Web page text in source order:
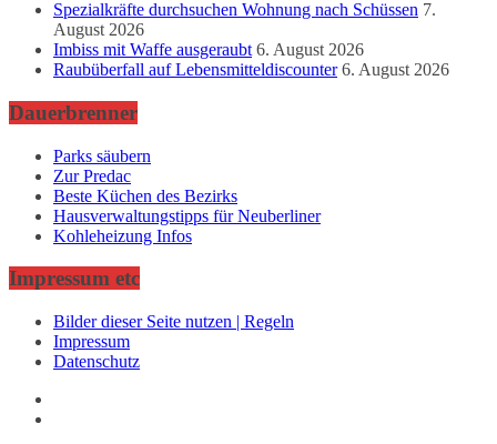
Spezialkräfte durchsuchen Wohnung nach Schüssen 7.
August 2026
Imbiss mit Waffe ausgeraubt 6. August 2026
Raubüberfall auf Lebensmitteldiscounter 6. August 2026
Dauerbrenner
Parks säubern
Zur Predac
Beste Küchen des Bezirks
Hausverwaltungstipps für Neuberliner
Kohleheizung Infos
Impressum etc
Bilder dieser Seite nutzen | Regeln
Impressum
Datenschutz